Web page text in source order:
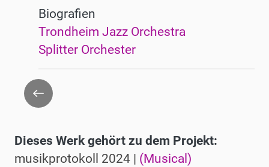
Biografien
Trondheim Jazz Orchestra
Splitter Orchester
Zurück
Dieses Werk gehört zu dem Projekt:
musikprotokoll 2024 | (Musical)